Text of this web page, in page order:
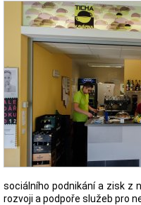
sociálního podnikání a zisk z
rozvoji a podpoře služeb pro